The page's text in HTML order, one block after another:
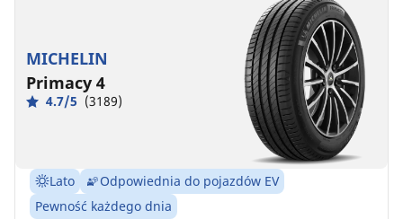
MICHELIN
Primacy 4
4.7/5 (3189)
Lato
Odpowiednia do pojazdów EV
Pewność każdego dnia